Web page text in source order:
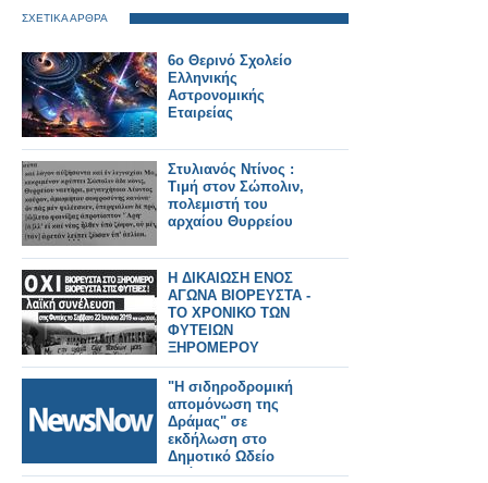
ΣΧΕΤΙΚΑ ΑΡΘΡΑ
6ο Θερινό Σχολείο
Ελληνικής
Αστρονομικής
Εταιρείας
Στυλιανός Ντίνος :
Τιμή στον Σώπολιν,
πολεμιστή του
αρχαίου Θυρρείου
Η ΔΙΚΑΙΩΣΗ ΕΝΟΣ
ΑΓΩΝΑ ΒΙΟΡΕΥΣΤΑ -
ΤΟ ΧΡΟΝΙΚΟ ΤΩΝ
ΦΥΤΕΙΩΝ
ΞΗΡΟΜΕΡΟΥ
"Η σιδηροδρομική
απομόνωση της
Δράμας" σε
εκδήλωση στο
Δημοτικό Ωδείο
Δράμας.